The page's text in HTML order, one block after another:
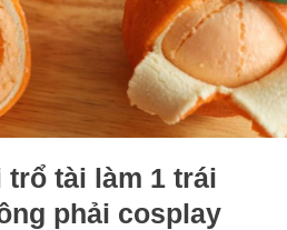
trổ tài làm 1 trái
phải cosplay